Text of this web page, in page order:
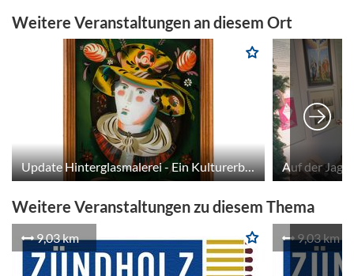
Weitere Veranstaltungen an diesem Ort
Update Hinterglasmalerei - Ein Kulturerbe im Wandel
Weitere Veranstaltungen zu diesem Thema
9,03 km 9,03 km